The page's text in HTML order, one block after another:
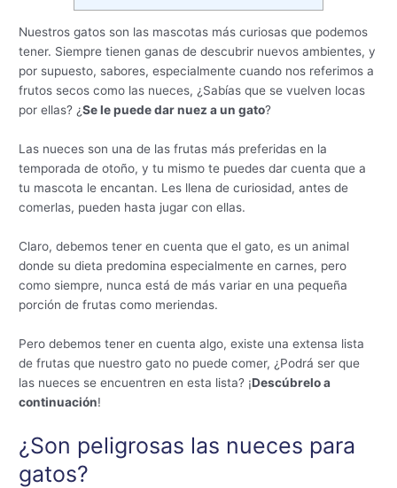
Nuestros gatos son las mascotas más curiosas que podemos
tener. Siempre tienen ganas de descubrir nuevos ambientes, y
por supuesto, sabores, especialmente cuando nos referimos a
frutos secos como las nueces, ¿Sabías que se vuelven locas
por ellas? ¿Se le puede dar nuez a un gato?
Las nueces son una de las frutas más preferidas en la
temporada de otoño, y tu mismo te puedes dar cuenta que a
tu mascota le encantan. Les llena de curiosidad, antes de
comerlas, pueden hasta jugar con ellas.
Claro, debemos tener en cuenta que el gato, es un animal
donde su dieta predomina especialmente en carnes, pero
como siempre, nunca está de más variar en una pequeña
porción de frutas como meriendas.
Pero debemos tener en cuenta algo, existe una extensa lista
de frutas que nuestro gato no puede comer, ¿Podrá ser que
las nueces se encuentren en esta lista? ¡Descúbrelo a
continuación!
¿Son peligrosas las nueces para
gatos?